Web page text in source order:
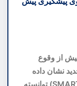
از وقوع
نشان داده
است که آموزش «تفکر استراتژیک» (SMART) توانسته